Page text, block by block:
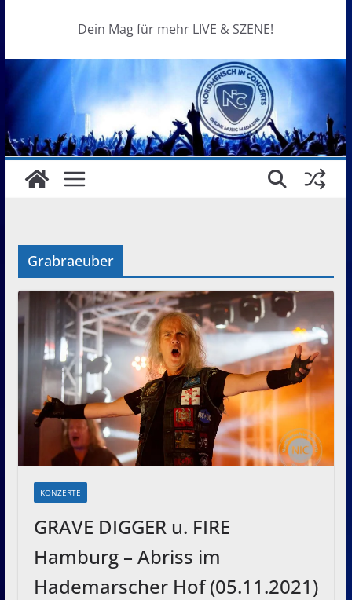
Dein Mag für mehr LIVE & SZENE!
Grabraeuber
KONZERTE
GRAVE DIGGER u. FIRE
Hamburg – Abriss im
Hademarscher Hof (05.11.2021)